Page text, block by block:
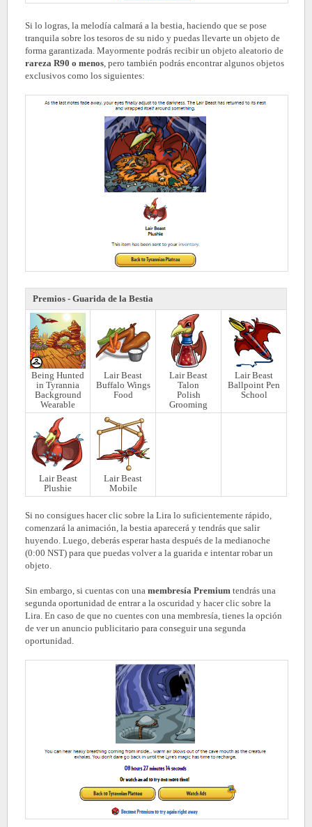
Si lo logras, la melodía calmará a la bestia, haciendo que se pose
tranquila sobre los tesoros de su nido y puedas llevarte un objeto de
forma garantizada. Mayormente podrás recibir un objeto aleatorio de
rareza R90 o menos , pero también podrás encontrar algunos objetos
exclusivos como los siguientes:
Premios - Guarida de la Bestia
Being Hunted
in Tyrannia
Background
Wearable
Lair Beast
Buffalo Wings
Food
Lair Beast
Talon
Polish
Grooming
Lair Beast
Ballpoint Pen
School
Lair Beast
Plushie
Lair Beast
Mobile
Si no consigues hacer clic sobre la Lira lo suficientemente rápido,
comenzará la animación, la bestia aparecerá y tendrás que salir
huyendo. Luego, deberás esperar hasta después de la medianoche
(0:00 NST) para que puedas volver a la guarida e intentar robar un
objeto.
Sin embargo, si cuentas con una membresía Premium tendrás una
segunda oportunidad de entrar a la oscuridad y hacer clic sobre la
Lira. En caso de que no cuentes con una membresía, tienes la opción
de ver un anuncio publicitario para conseguir una segunda
oportunidad.